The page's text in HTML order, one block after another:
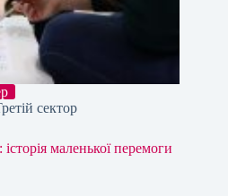
сектор
маленької перемоги